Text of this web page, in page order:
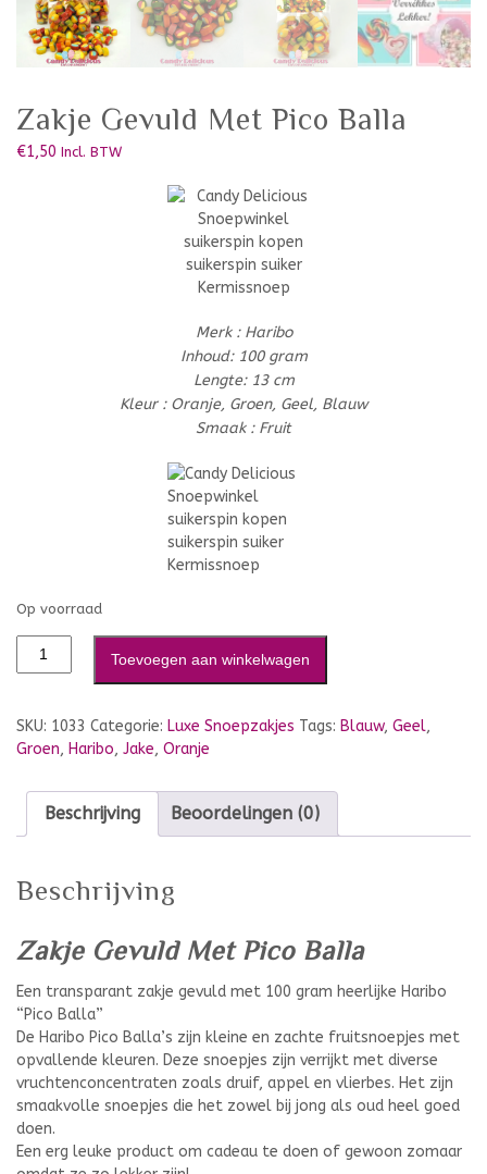
Zakje Gevuld Met Pico Balla
€1,50 Incl. BTW
Merk : Haribo
Inhoud: 100 gram
Lengte: 13 cm
Kleur : Oranje, Groen, Geel, Blauw
Smaak : Fruit
Op voorraad
Toevoegen aan winkelwagen
SKU: 1033 Categorie: Luxe Snoepzakjes Tags: Blauw, Geel,
Groen, Haribo, Jake, Oranje
Beschrijving Beoordelingen (0)
Beschrijving
Zakje Gevuld Met Pico Balla
Een transparant zakje gevuld met 100 gram heerlijke Haribo
“Pico Balla”
De Haribo Pico Balla’s zijn kleine en zachte fruitsnoepjes met
opvallende kleuren. Deze snoepjes zijn verrijkt met diverse
vruchtenconcentraten zoals druif, appel en vlierbes. Het zijn
smaakvolle snoepjes die het zowel bij jong als oud heel goed
doen.
Een erg leuke product om cadeau te doen of gewoon zomaar